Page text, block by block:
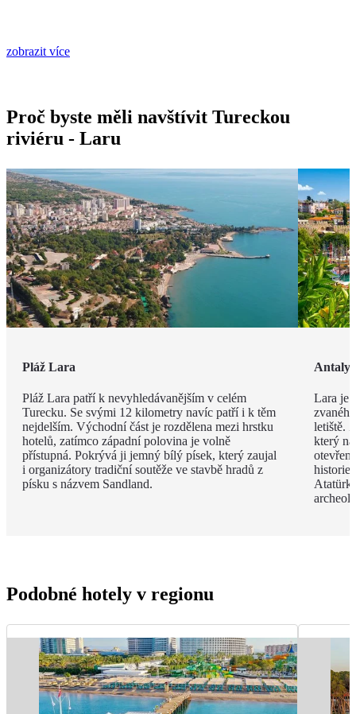
zobrazit více
Proč byste měli navštívit Tureckou
riviéru - Laru
Pláž Lara
Pláž Lara patří k nevyhledávanějším v celém
Turecku. Se svými 12 kilometry navíc patří i k těm
nejdelším. Východní část je rozdělena mezi hrstku
hotelů, zatímco západní polovina je volně
přístupná. Pokrývá ji jemný bílý písek, který zaujal
i organizátory tradiční soutěže ve stavbě hradů z
písku s názvem Sandland.
Lara je
letiště.
který
historie
Podobné hotely v regionu